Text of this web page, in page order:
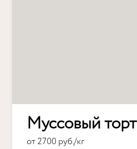
Муссовый торт
от 2700 руб./кг